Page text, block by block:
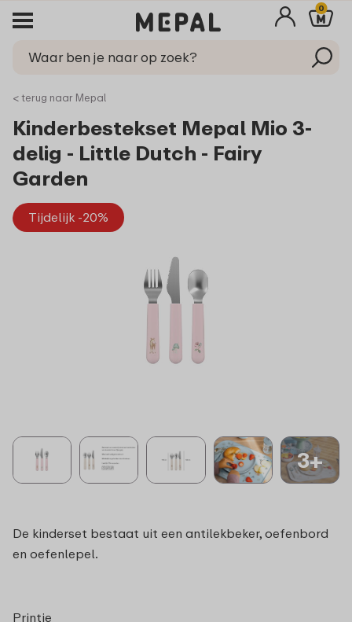
0
< terug naar Mepal
Kinderbestekset Mepal Mio 3-
delig - Little Dutch - Fairy
Garden
Tijdelijk -20%
3+
De kinderset bestaat uit een antilekbeker, oefenbord
en oefenlepel.
Printje